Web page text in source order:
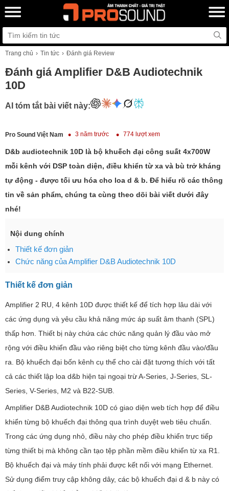
Trang chủ Tin tức Đánh giá Review
Đánh giá Amplifier D&B Audiotechnik
10D
AI tóm tắt bài viết này:
Pro Sound Việt Nam 3 năm trước 774 lượt xem
D&b audiotechnik 10D là bộ khuếch đại công suất 4x700W
mỗi kênh với DSP toàn diện, điều khiển từ xa và bù trở kháng
tự động - được tối ưu hóa cho loa d & b. Để hiểu rõ các thông
tin về sản phẩm, chúng ta cùng theo dõi bài viết dưới đây
nhé!
Nội dung chính
Thiết kế đơn giản
Chức năng của Amplifier D&B Audiotechnik 10D
Thiết kế đơn giản
Amplifier 2 RU, 4 kênh 10D được thiết kế để tích hợp lâu dài với
các ứng dụng và yêu cầu khả năng mức áp suất âm thanh (SPL)
thấp hơn. Thiết bị này chứa các chức năng quản lý đầu vào mở
rộng với điều khiển đầu vào riêng biệt cho từng kênh đầu vào/đầu
ra. Bộ khuếch đại bốn kênh cụ thể cho cài đặt tương thích với tất
cả các thiết lập loa d&b hiện tại ngoại trừ A-Series, J-Series, SL-
Series, V-Series, M2 và B22-SUB.
Amplifier D&B Audiotechnik 10D có giao diện web tích hợp để điều
khiển từng bộ khuếch đại thông qua trình duyệt web tiêu chuẩn.
Trong các ứng dụng nhỏ, điều này cho phép điều khiển trực tiếp
từng thiết bị mà không cần tạo tệp phần mềm điều khiển từ xa R1.
Bộ khuếch đại và máy tính phải được kết nối với mạng Ethernet.
Sử dụng điểm truy cập không dây, các bộ khuếch đại d & b này có